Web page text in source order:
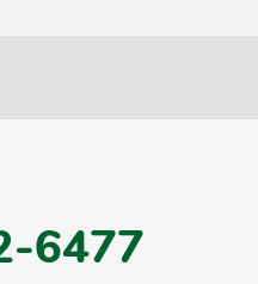
6477